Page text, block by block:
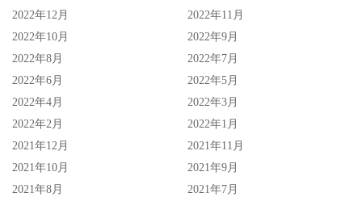
2022年12月
2022年11月
2022年10月
2022年9月
2022年8月
2022年7月
2022年6月
2022年5月
2022年4月
2022年3月
2022年2月
2022年1月
2021年12月
2021年11月
2021年10月
2021年9月
2021年8月
2021年7月